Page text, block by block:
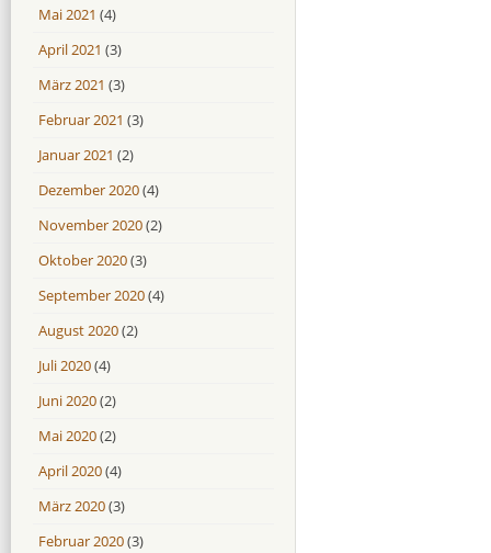
Mai 2021 (4)
April 2021 (3)
März 2021 (3)
Februar 2021 (3)
Januar 2021 (2)
Dezember 2020(4)
November 2020(2)
Oktober 2020(3)
September 2020(4)
August 2020(2)
Juli 2020(4)
Juni 2020(2)
Mai 2020(2)
April 2020(4)
März 2020(3)
Februar 2020(3)